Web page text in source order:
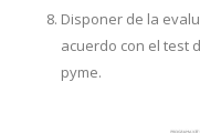
Disponer de la
acuerdo con el test
pyme.